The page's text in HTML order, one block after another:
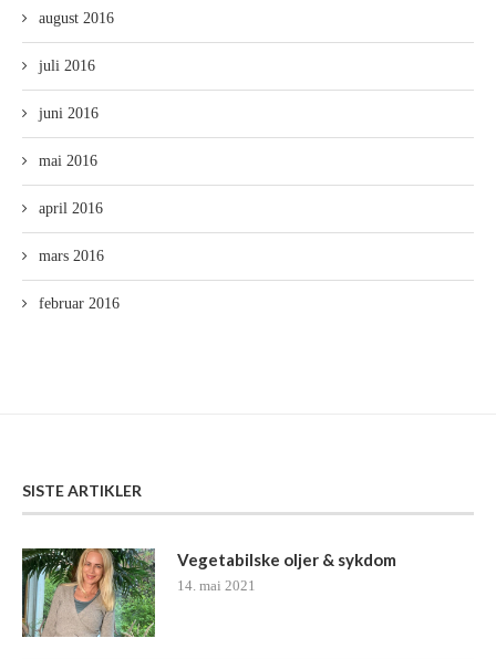
august 2016
juli 2016
juni 2016
mai 2016
april 2016
mars 2016
februar 2016
SISTE ARTIKLER
Vegetabilske oljer & sykdom
14. mai 2021